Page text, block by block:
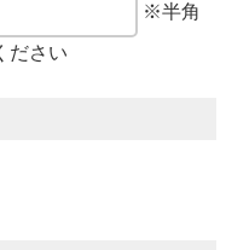
※半角
ださい